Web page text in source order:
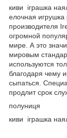
киви іграшка
елочная игрушка
производителя
огромной
мире. А это
мировым
используются
благодаря чему
сыпаться.
продлит срок
полуниця
киви іграшка